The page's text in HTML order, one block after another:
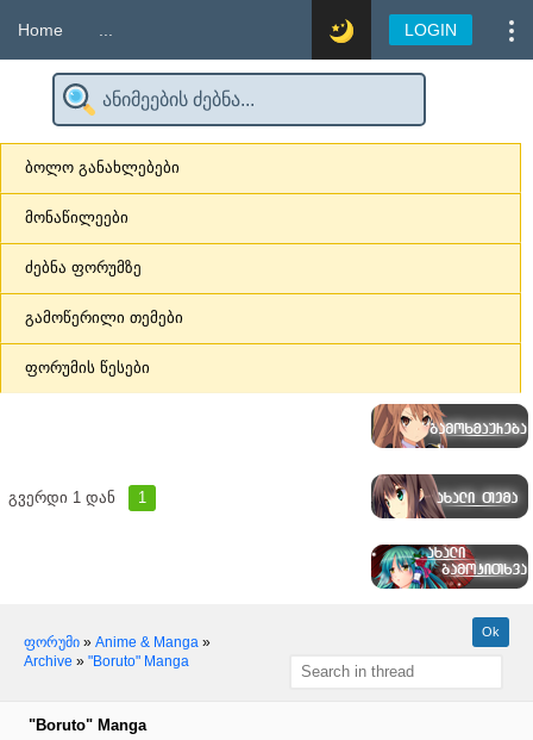
Home LOGIN
ბოლო განახლებები
მონაწილეები
ძებნა ფორუმზე
გამოწერილი თემები
ფორუმის წესები
გვერდი 1 დან 1
ფორუმი » Anime & Manga »
Archive » "Boruto" Manga
"Boruto" Manga